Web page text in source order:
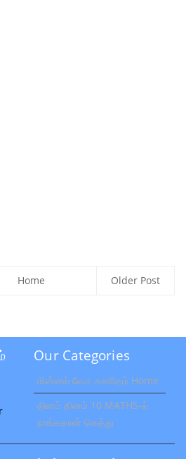
Older Post
Home
Our Categories
மின்னல் வேக கணிதம் Home
தினம் தினம் 10 MATHS-ல்
நாங்கதான் கெத்து